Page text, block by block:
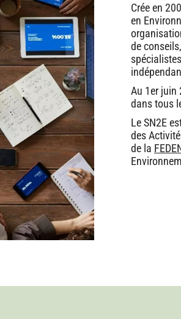
Crée en
en
de
Au 1er juin
dans tous
Le SN2E
des
de la